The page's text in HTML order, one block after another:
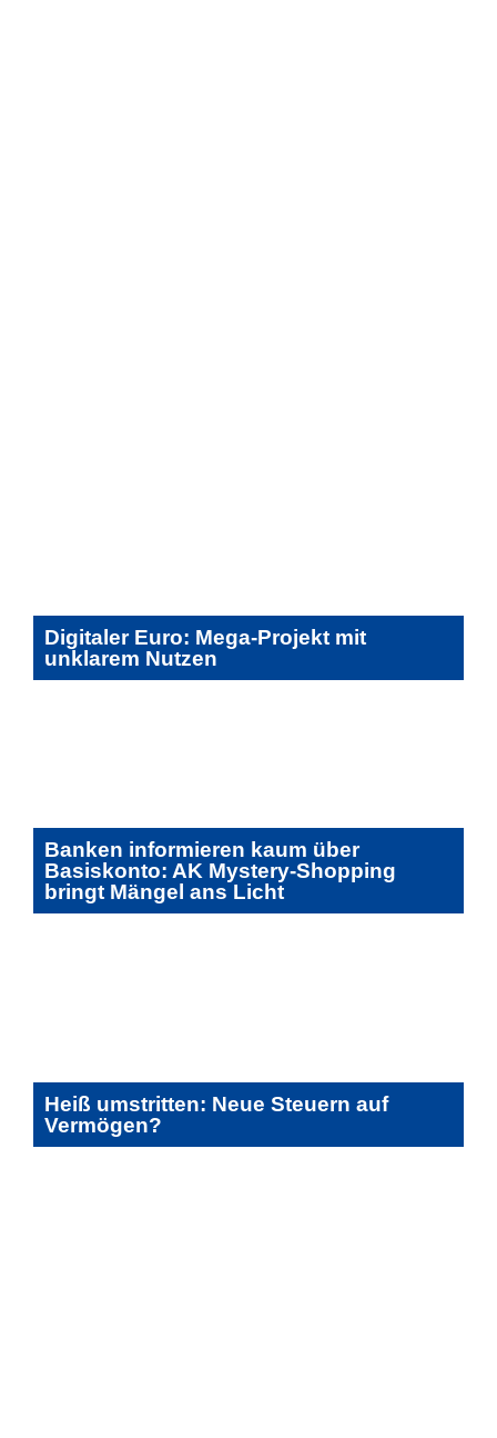
Digitaler Euro: Mega-Projekt mit
unklarem Nutzen
Banken informieren kaum über
Basiskonto: AK Mystery-Shopping
bringt Mängel ans Licht
Heiß umstritten: Neue Steuern auf
Vermögen?